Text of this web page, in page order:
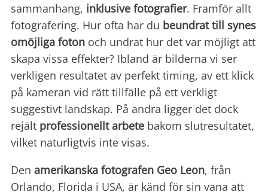
sammanhang, inklusive fotografier. Framför allt
fotografering. Hur ofta har du beundrat till synes
omöjliga foton och undrat hur det var möjligt att
skapa vissa effekter? Ibland är bilderna vi ser
verkligen resultatet av perfekt timing, av ett klick
på kameran vid rätt tillfälle på ett verkligt
suggestivt landskap. På andra ligger det dock
rejält professionellt arbete bakom slutresultatet,
vilket naturligtvis inte visas.
Den amerikanska fotografen Geo Leon, från
Orlando, Florida i USA, är känd för sin vana att